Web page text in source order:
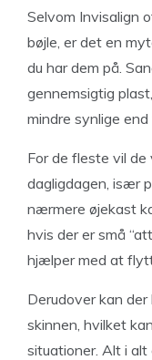
Selvom Invisalign
bøjle, er det en
du har dem på.
gennemsigtig
mindre synlige
For de fleste vil
dagligdagen, især
nærmere øjekast
hvis der er små
hjælper med at
Derudover kan
skinnen, hvilket
situationer. Alt i alt